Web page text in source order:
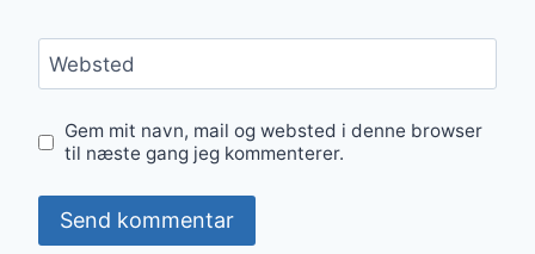
Websted
Gem mit navn, mail og websted i denne browser
til næste gang jeg kommenterer.